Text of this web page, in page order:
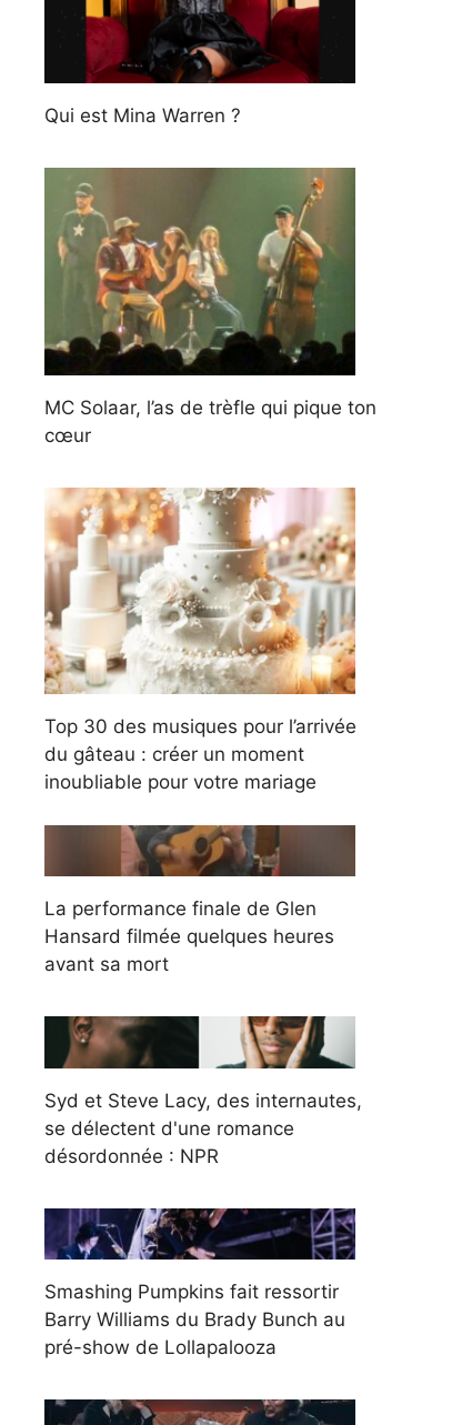
Qui est Mina Warren ?
MC Solaar, l’as de trèfle qui pique ton
cœur
Top 30 des musiques pour l’arrivée
du gâteau : créer un moment
inoubliable pour votre mariage
La performance finale de Glen
Hansard filmée quelques heures
avant sa mort
Syd et Steve Lacy, des internautes,
se délectent d'une romance
désordonnée : NPR
Smashing Pumpkins fait ressortir
Barry Williams du Brady Bunch au
pré-show de Lollapalooza